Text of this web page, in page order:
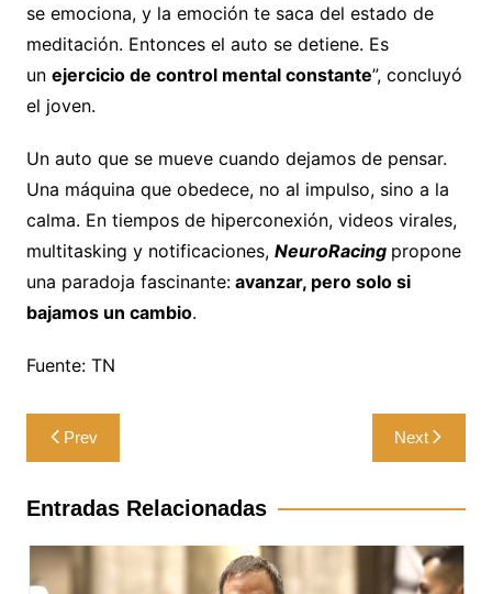
se emociona, y la emoción te saca del estado de
meditación. Entonces el auto se detiene. Es
un ejercicio de control mental constante”, concluyó
el joven.
Un auto que se mueve cuando dejamos de pensar.
Una máquina que obedece, no al impulso, sino a la
calma. En tiempos de hiperconexión, videos virales,
multitasking y notificaciones, NeuroRacing propone
una paradoja fascinante:avanzar, pero solo si
bajamos un cambio.
Fuente: TN
Navegación
de
entradas
Prev Next
Entradas Relacionadas